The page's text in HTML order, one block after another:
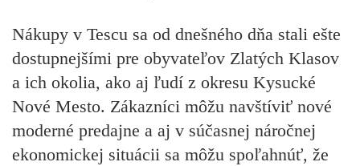
Nákupy v Tescu sa od dnešného dňa stali ešte
dostupnejšími pre obyvateľov Zlatých Klasov
a ich okolia, ako aj ľudí z okresu Kysucké
Nové Mesto. Zákazníci môžu navštíviť nové
moderné predajne a aj v súčasnej náročnej
ekonomickej situácii sa môžu spoľahnúť, že